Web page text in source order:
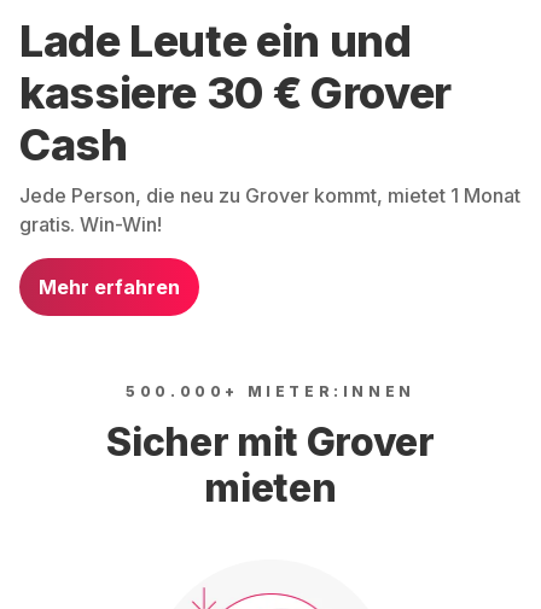
Lade Leute ein und
kassiere 30 € Grover
Cash
Jede Person, die neu zu Grover kommt, mietet 1 Monat
gratis. Win-Win!
Mehr erfahren
500.000+ MIETER:INNEN
Sicher mit Grover
mieten